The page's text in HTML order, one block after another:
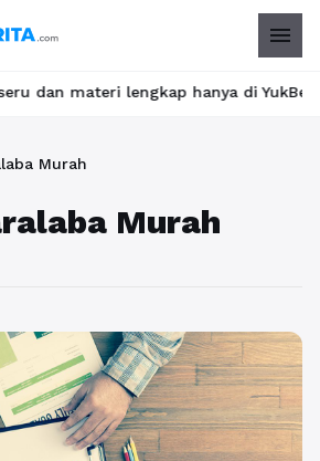
menu
lengkap hanya di
Murah
Murah